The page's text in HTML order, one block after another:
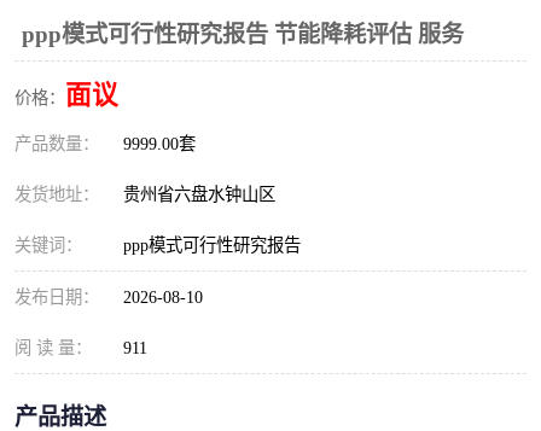
ppp模式可行性研究报告 节能降耗评估 服务
价格： 面议
产品数量： 9999.00套
发货地址： 贵州省六盘水钟山区
关键词： ppp模式可行性研究报告
发布日期： 2026-08-10
阅 读 量： 911
产品描述